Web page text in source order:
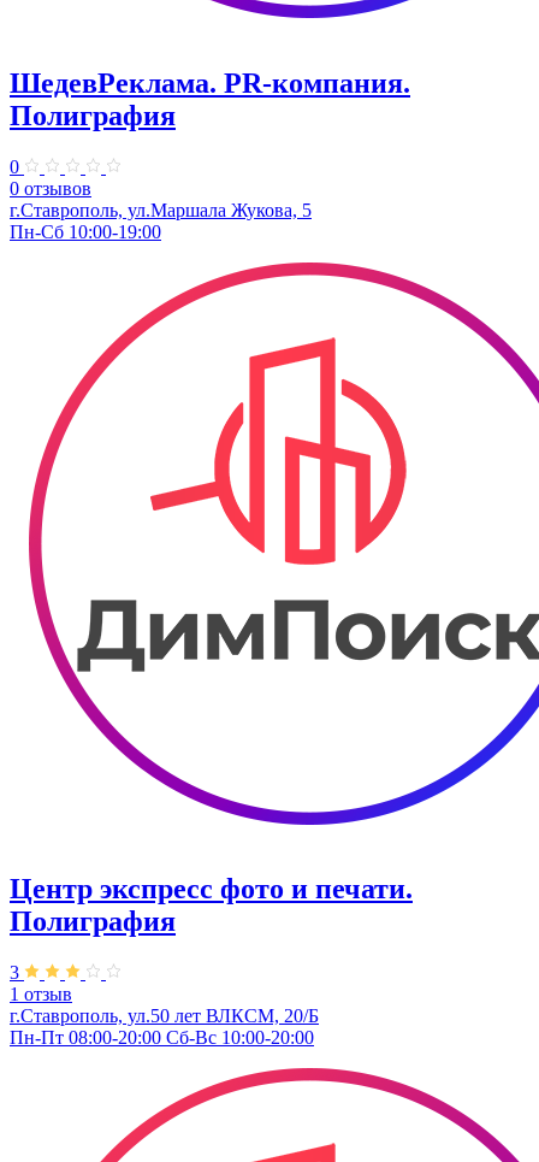
ШедевРеклама. PR-компания.
Полиграфия
0
0 отзывов
г.Ставрополь, ул.Маршала Жукова, 5
Пн-Сб 10:00-19:00
Центр экспресс фото и печати.
Полиграфия
3
1 отзыв
г.Ставрополь, ул.50 лет ВЛКСМ, 20/Б
Пн-Пт 08:00-20:00 Сб-Вс 10:00-20:00